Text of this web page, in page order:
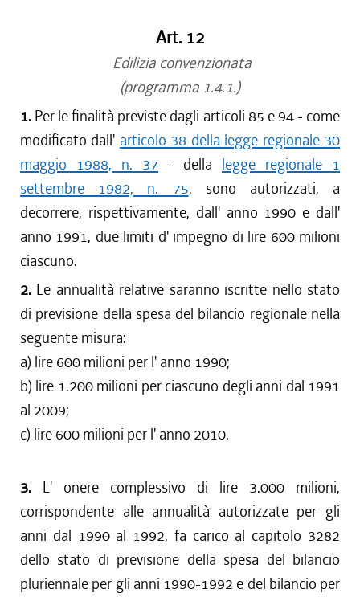
Art. 12
Edilizia convenzionata
(programma 1.4.1.)
1. Per le finalità previste dagli articoli 85 e 94 - come
modificato dall' articolo 38 della legge regionale 30
maggio 1988, n. 37 - della legge regionale 1
settembre 1982, n. 75, sono autorizzati, a
decorrere, rispettivamente, dall' anno 1990 e dall'
anno 1991, due limiti d' impegno di lire 600 milioni
ciascuno.
2. Le annualità relative saranno iscritte nello stato
di previsione della spesa del bilancio regionale nella
seguente misura:
a) lire 600 milioni per l' anno 1990;
b) lire 1.200 milioni per ciascuno degli anni dal 1991
al 2009;
c) lire 600 milioni per l' anno 2010.
3. L' onere complessivo di lire 3.000 milioni,
corrispondente alle annualità autorizzate per gli
anni dal 1990 al 1992, fa carico al capitolo 3282
dello stato di previsione della spesa del bilancio
pluriennale per gli anni 1990-1992 e del bilancio per